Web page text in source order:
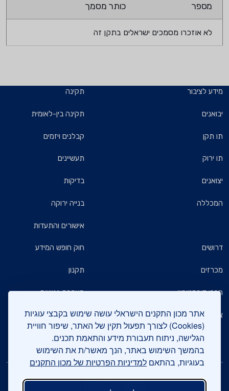
אתר מכון התקנים הישראלי עושה שימוש בקבצי עוגיות
(Cookies) לצורך תפעול תקין של האתר, שיפור חוויית
הגלישה, ניתוח תעבורת מידע והתאמת תכנים.
בהמשך השימוש באתר, הנך מאשר/ת את השימוש
בעוגיות, בהתאם למדיניות הפרטיות של מכון התקנים
מספר כותר מסמך
לא אוזכרו מסמכים ישראלים בתקן זה
מידע לציבור
יבואנים
תו תקן
תו ירוק
יצואנים
המכללה
תקינה
תקינה בין-לאומית
קבלנים ויזמים
תעשיינים
בדיקות
בנייה ירוקה
אישורים והתעדות
דרושים
מכרזים
חברי דירקטוריון
צרו קשר
חוק חופש המידע
תקנון
הצהרת נגישות
מדיניות הגנת הפרטיות
שאלות ותשובות כלליות
עיקבו אחרינו